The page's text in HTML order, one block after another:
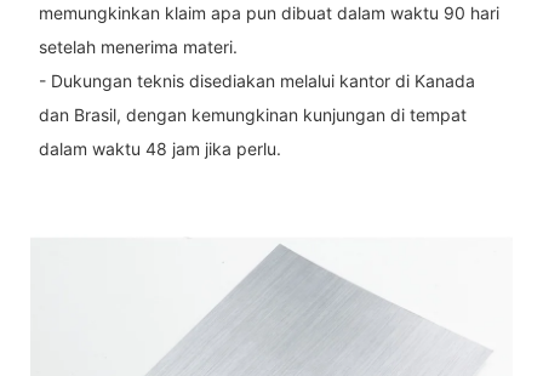
memungkinkan klaim apa pun dibuat dalam waktu 90 hari
setelah menerima materi.
- Dukungan teknis disediakan melalui kantor di Kanada
dan Brasil, dengan kemungkinan kunjungan di tempat
dalam waktu 48 jam jika perlu.